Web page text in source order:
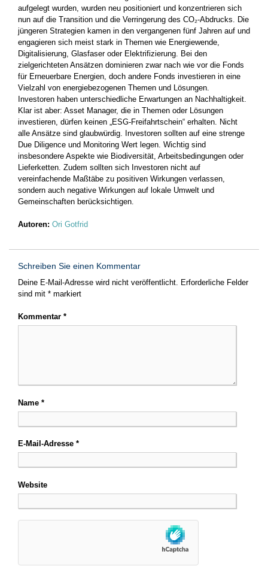
aufgelegt wurden, wurden neu positioniert und konzentrieren sich
nun auf die Transition und die Verringerung des CO₂-Abdrucks. Die
jüngeren Strategien kamen in den vergangenen fünf Jahren auf und
engagieren sich meist stark in Themen wie Energiewende,
Digitalisierung, Glasfaser oder Elektrifizierung. Bei den
zielgerichteten Ansätzen dominieren zwar nach wie vor die Fonds
für Erneuerbare Energien, doch andere Fonds investieren in eine
Vielzahl von energiebezogenen Themen und Lösungen.
Investoren haben unterschiedliche Erwartungen an Nachhaltigkeit.
Klar ist aber: Asset Manager, die in Themen oder Lösungen
investieren, dürfen keinen „ESG-Freifahrtschein“ erhalten. Nicht
alle Ansätze sind glaubwürdig. Investoren sollten auf eine strenge
Due Diligence und Monitoring Wert legen. Wichtig sind
insbesondere Aspekte wie Biodiversität, Arbeitsbedingungen oder
Lieferketten. Zudem sollten sich Investoren nicht auf
vereinfachende Maßtäbe zu positiven Wirkungen verlassen,
sondern auch negative Wirkungen auf lokale Umwelt und
Gemeinschaften berücksichtigen.
Autoren: Ori Gotfrid
Schreiben Sie einen Kommentar
Deine E-Mail-Adresse wird nicht veröffentlicht.
Erforderliche Felder
sind mit * markiert
Kommentar *
Name *
E-Mail-Adresse *
Website